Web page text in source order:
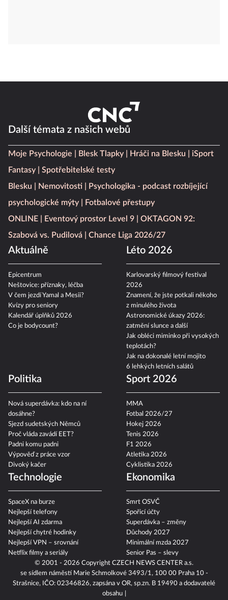
© 2001 - 2026 Copyright CZECH NEWS CENTER a.s.
se sídlem náměstí Marie Schmolkové 3493/1, 100 00 Praha 10 -
Strašnice, IČO: 02346826, zapsána v OR, sp.zn. B 19490 a dodavatelé
obsahu
Další témata z našich webů
Moje Psychologie Blesk Tlapky Hráči na Blesku
iSport
Fantasy
Spotřebitelské testy
Blesku
Nemovitosti
Psychologika - podcast rozbíjející
psychologické mýty
Fotbalové přestupy
ONLINE
Eventový prostor Level 9
OKTAGON 92:
Szabová vs. Pudilová
Chance Liga 2026/27
Aktuálně
Epicentrum
Neštovice: příznaky, léčba
V čem jezdí Yamal a Mesii?
Kvízy pro seniory
Kalendář úplňků 2026
Co je bodycount?
Léto 2026
Karlovarský filmový festival
2026
Znamení, že jste potkali někoho
z minulého života
Astronomické úkazy 2026:
zatmění slunce a další
Jak obléci miminko při vysokých
teplotách?
Jak na dokonalé letní mojito
6 lehkých letních salátů
Politika
Nová superdávka: kdo na ní
dosáhne?
Sjezd sudetských Němců
Proč vláda zavádí EET?
Padni komu padni
Výpověď z práce vzor
Divoký kačer
Sport 2026
MMA
Fotbal 2026/27
Hokej 2026
Tenis 2026
F1 2026
Atletika 2026
Cyklistika 2026
Technologie
SpaceX na burze
Nejlepší telefony
Nejlepší AI zdarma
Nejlepší chytré hodinky
Nejlepší VPN – srovnání
Netflix filmy a seriály
Ekonomika
Smrt OSVČ
Spořicí účty
Superdávka – změny
Důchody 2027
Minimální mzda 2027
Senior Pas – slevy